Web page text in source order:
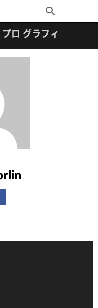
Toggle
Search
プロ グラフィックス